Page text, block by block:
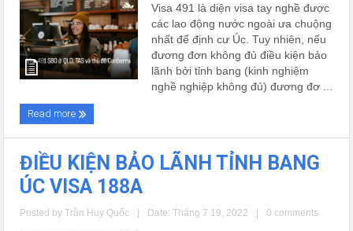
Visa 491 là diện visa tay nghề được
các lao động nước ngoài ưa chuộng
nhất để định cư Úc. Tuy nhiên, nếu
đương đơn không đủ điều kiện bảo
lãnh bởi tỉnh bang (kinh nghiệm
nghề nghiệp không đủ) đương đơ ...
Read more
ĐIỀU KIỆN BẢO LÃNH TỈNH BANG
ÚC VISA 188A
Posted byTrần Huy Quốc Date: Tháng 7 19, 2022 0 comments